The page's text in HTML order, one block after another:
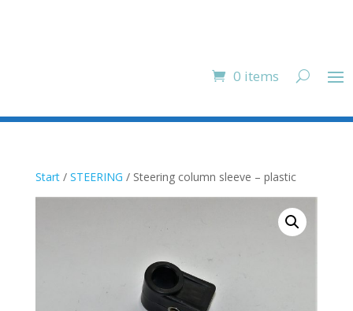
0 items
Start/ STEERING / Steering column sleeve – plastic